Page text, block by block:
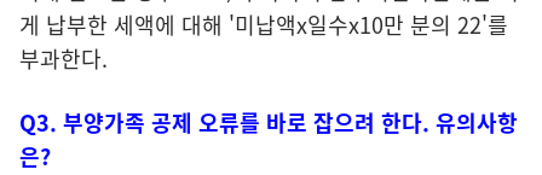
게 납부한 세액에 대해 '미납액x일수x10만 분의 22'를
부과한다.
Q3. 부양가족 공제 오류를 바로 잡으려 한다. 유의사항
은?